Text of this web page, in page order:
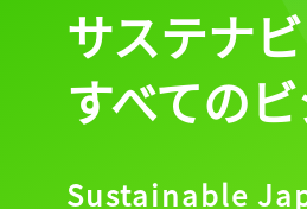
サステナ
すべての
Sustainable